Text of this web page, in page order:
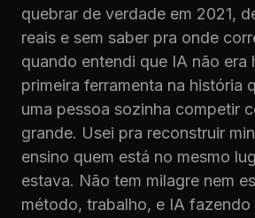
quebrar de verdade em 2021,
reais e sem saber pra onde
quando entendi que IA não era
primeira ferramenta na história
uma pessoa sozinha competir
grande. Usei pra reconstruir
ensino quem está no mesmo
estava. Não tem milagre nem
método, trabalho, e IA fazendo